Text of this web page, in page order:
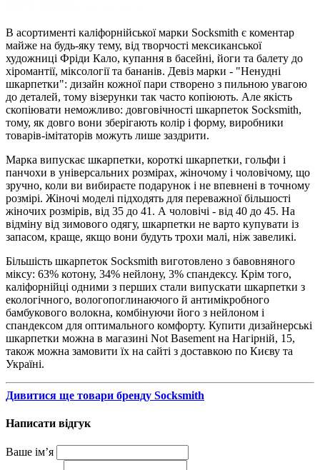
В асортименті каліфорнійської марки Socksmith є коментар
майже на будь-яку тему, від творчості мексиканської
художниці Фріди Кало, купання в басейні, йоги та балету до
хіромантії, міксології та бананів. Девіз марки - "Ненудні
шкарпетки": дизайн кожної пари створено з пильною увагою
до деталей, тому візерунки так часто копіюють. Але якість
скопіювати неможливо: довговічності шкарпеток Socksmith,
тому, як довго вони зберігають колір і форму, виробники
товарів-імітаторів можуть лише заздрити.
Марка випускає шкарпетки, короткі шкарпетки, гольфи і
панчохи в універсальних розмірах, жіночому і чоловічому, що
зручно, коли ви вибираєте подарунок і не впевнені в точному
розмірі. Жіночі моделі підходять для переважної більшості
жіночих розмірів, від 35 до 41. А чоловічі - від 40 до 45. На
відміну від зимового одягу, шкарпетки не варто купувати із
запасом, краще, якщо вони будуть трохи малі, ніж завеликі.
Більшість шкарпеток Socksmith виготовлено з бавовняного
міксу: 63% котону, 34% нейлону, 3% спандексу. Крім того,
каліфорнійці одними з перших стали випускати шкарпетки з
екологічного, вологопоглинаючого й антимікробного
бамбукового волокна, комбінуючи його з нейлоном і
спандексом для оптимального комфорту. Купити дизайнерські
шкарпетки можна в магазині Not Basement на Нагірній, 15,
також можна замовити їх на сайті з доставкою по Києву та
Україні.
Дивитися ще товари бренду Socksmith
Написати відгук
Ваше ім’я